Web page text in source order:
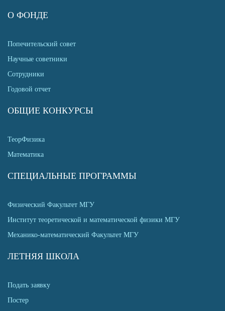
О ФОНДЕ
Попечительский совет
Научные советники
Сотрудники
Годовой отчет
ОБЩИЕ КОНКУРСЫ
ТеорФизика
Математика
СПЕЦИАЛЬНЫЕ ПРОГРАММЫ
Физический Факультет МГУ
Институт теоретической и математической физики МГУ
Механико-математический Факультет МГУ
ЛЕТНЯЯ ШКОЛА
Подать заявку
Постер